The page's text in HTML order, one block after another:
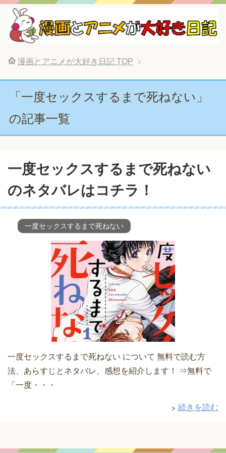
漫画とアニメが大好き日記 TOP
「一度セックスするまで死ねない」
の記事一覧
一度セックスするまで死ねない
のネタバレはコチラ！
一度セックスするまで死ねない
一度セックスするまで死ねない について 無料で読む方
法、あらすじとネタバレ、感想を紹介します！ ⇒無料で
「一度・・・
続きを読む